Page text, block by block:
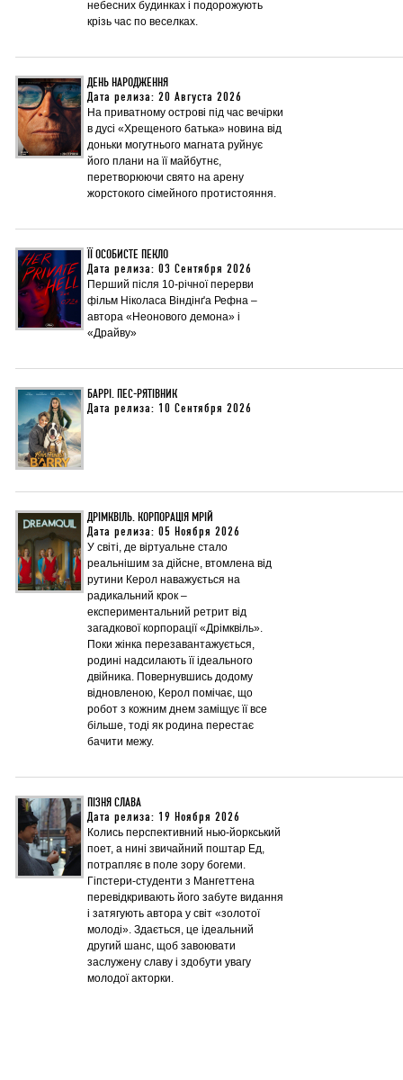
небесних будинках і подорожують
крізь час по веселках.
ДЕНЬ НАРОДЖЕННЯ
Дата релиза: 20 Августа 2026
На приватному острові під час вечірки
в дусі «Хрещеного батька» новина від
доньки могутнього магната руйнує
його плани на її майбутнє,
перетворюючи свято на арену
жорстокого сімейного протистояння.
ЇЇ ОСОБИСТЕ ПЕКЛО
Дата релиза: 03 Сентября 2026
Перший після 10-річної перерви
фільм Ніколаса Віндінґа Рефна –
автора «Неонового демона» і
«Драйву»
БАРРІ. ПЕС-РЯТІВНИК
Дата релиза: 10 Сентября 2026
ДРІМКВІЛЬ. КОРПОРАЦІЯ МРІЙ
Дата релиза: 05 Ноября 2026
У світі, де віртуальне стало
реальнішим за дійсне, втомлена від
рутини Керол наважується на
радикальний крок –
експериментальний ретрит від
загадкової корпорації «Дрімквіль».
Поки жінка перезавантажується,
родині надсилають її ідеального
двійника. Повернувшись додому
відновленою, Керол помічає, що
робот з кожним днем заміщує її все
більше, тоді як родина перестає
бачити межу.
ПІЗНЯ СЛАВА
Дата релиза: 19 Ноября 2026
Колись перспективний нью-йоркський
поет, а нині звичайний поштар Ед,
потрапляє в поле зору богеми.
Гіпстери-студенти з Мангеттена
перевідкривають його забуте видання
і затягують автора у світ «золотої
молоді». Здається, це ідеальний
другий шанс, щоб завоювати
заслужену славу і здобути увагу
молодої акторки.